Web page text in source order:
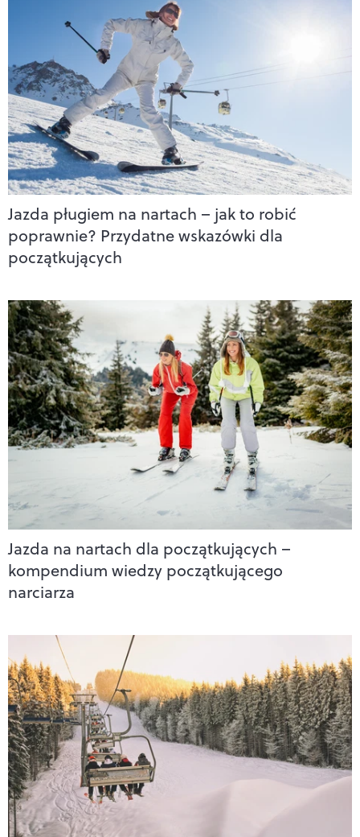
Jazda pługiem na nartach – jak to robić
poprawnie? Przydatne wskazówki dla
początkujących
Jazda na nartach dla początkujących –
kompendium wiedzy początkującego
narciarza